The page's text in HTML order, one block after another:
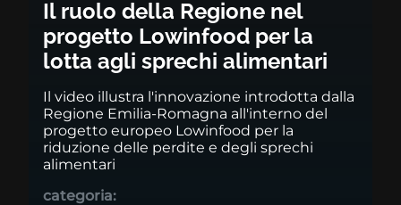
Il ruolo della Regione nel
progetto Lowinfood per la
lotta agli sprechi alimentari
Il video illustra l'innovazione introdotta dalla
Regione Emilia-Romagna all'interno del
progetto europeo Lowinfood per la
riduzione delle perdite e degli sprechi
alimentari
categoria: